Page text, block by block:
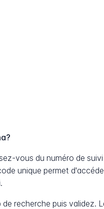
vous du numéro de
unique permet
recherche puis validez.